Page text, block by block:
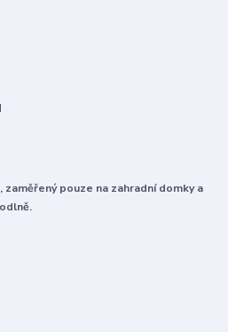
pouze na zahradní domky a